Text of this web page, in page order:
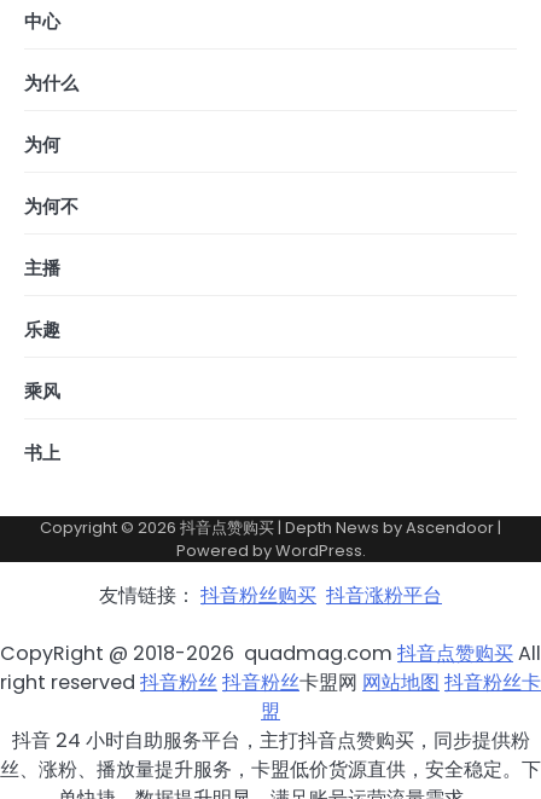
中心
为什么
为何
为何不
主播
乐趣
乘风
书上
Copyright © 2026 抖音点赞购买| Depth News byAscendoor|
Powered byWordPress.
友情链接： 抖音粉丝购买 抖音涨粉平台
CopyRight @ 2018-2026 quadmag.com 抖音点赞购买All
right reserved 抖音粉丝抖音粉丝卡盟网 网站地图 抖音粉丝卡
盟
抖音 24 小时自助服务平台，主打抖音点赞购买，同步提供粉
丝、涨粉、播放量提升服务，卡盟低价货源直供，安全稳定。下